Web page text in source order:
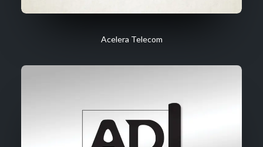
Acelera Telecom